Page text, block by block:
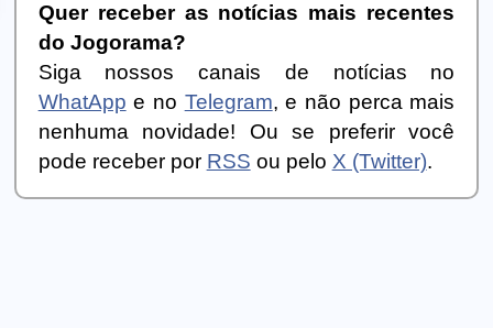
Quer receber as notícias mais recentes
do Jogorama?
Siga nossos canais de notícias no
WhatApp e no Telegram, e não perca mais
nenhuma novidade! Ou se preferir você
pode receber por RSS ou pelo X (Twitter).